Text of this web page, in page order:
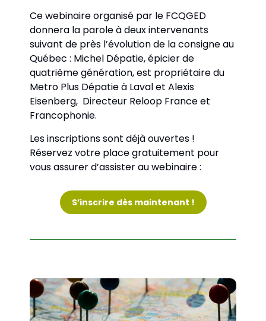
Ce webinaire organisé par le FCQGED
donnera la parole à deux intervenants
suivant de près l’évolution de la consigne au
Québec : Michel Dépatie, épicier de
quatrième génération, est propriétaire du
Metro Plus Dépatie à Laval et Alexis
Eisenberg,  Directeur Reloop France et
Francophonie.
Les inscriptions sont déjà ouvertes !
Réservez votre place gratuitement pour
vous assurer d’assister au webinaire :
S’inscrire dès maintenant !